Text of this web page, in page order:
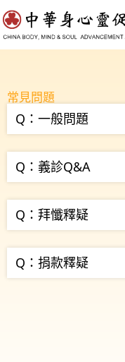
常見問題
Q：一般問題
Q：義診Q&A
Q：拜懺釋疑
Q：捐款釋疑